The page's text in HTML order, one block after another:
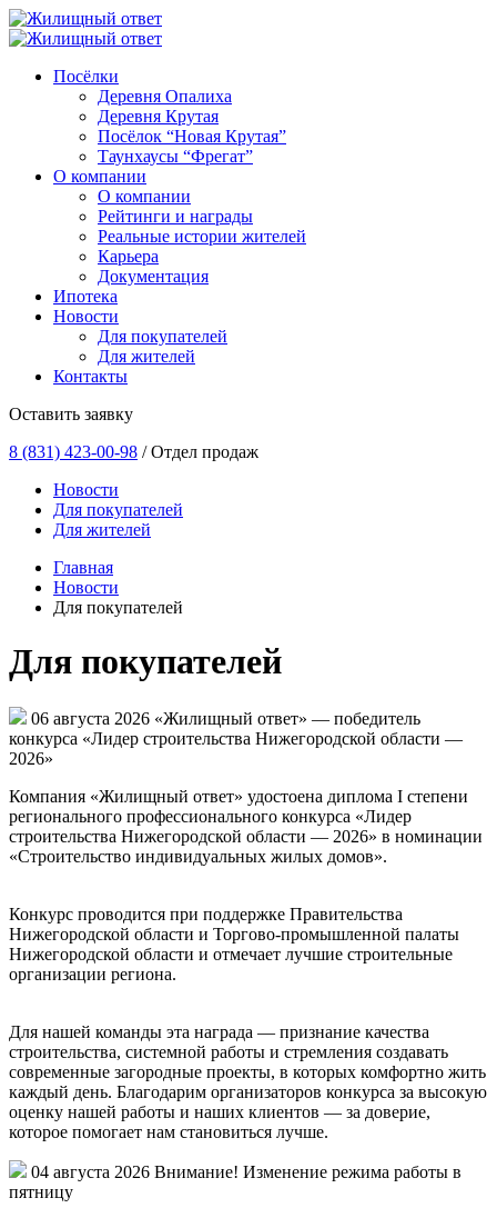
Посёлки
Деревня Опалиха
Деревня Крутая
Посёлок “Новая Крутая”
Таунхаусы “Фрегат”
О компании
О компании
Рейтинги и награды
Реальные истории жителей
Карьера
Документация
Ипотека
Новости
Для покупателей
Для жителей
Контакты
Оставить заявку
8 (831) 423-00-98 / Отдел продаж
Новости
Для покупателей
Для жителей
Главная
Новости
Для покупателей
Для покупателей
06 августа 2026 «Жилищный ответ» — победитель
конкурса «Лидер строительства Нижегородской области —
2026»
Компания «Жилищный ответ» удостоена диплома I степени
регионального профессионального конкурса «Лидер
строительства Нижегородской области — 2026» в номинации
«Строительство индивидуальных жилых домов».
Конкурс проводится при поддержке Правительства
Нижегородской области и Торгово-промышленной палаты
Нижегородской области и отмечает лучшие строительные
организации региона.
Для нашей команды эта награда — признание качества
строительства, системной работы и стремления создавать
современные загородные проекты, в которых комфортно жить
каждый день. Благодарим организаторов конкурса за высокую
оценку нашей работы и наших клиентов — за доверие,
которое помогает нам становиться лучше.
04 августа 2026 Внимание! Изменение режима работы в
пятницу